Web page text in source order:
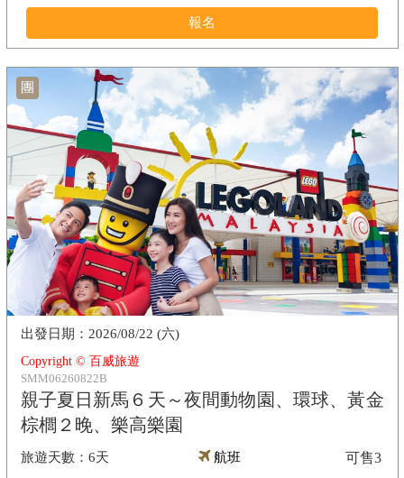
報名
團
Copyright © 百威旅遊
SMM06260822B
親子夏日新馬６天～夜間動物園、環球、黃金
棕櫚２晚、樂高樂園
6天
2026/08/22 (六)
航班 可售3